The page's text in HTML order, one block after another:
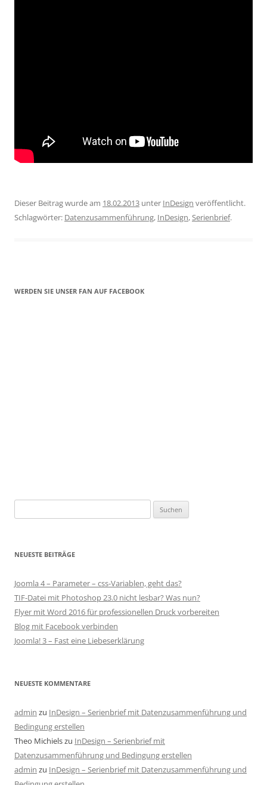
Dieser Beitrag wurde am 18.02.2013 unter InDesign veröffentlicht.
Schlagwörter: Datenzusammenführung, InDesign,Serienbrief.
WERDEN SIE UNSER FAN AUF FACEBOOK
nach:
NEUESTE BEITRÄGE
Joomla 4 – Parameter – css-Variablen, geht das?
TIF-Datei mit Photoshop 23.0 nicht lesbar? Was nun?
Flyer mit Word 2016 für professionellen Druck vorbereiten
Blog mit Facebook verbinden
Joomla! 3 – Fast eine Liebeserklärung
NEUESTE KOMMENTARE
admin zu InDesign – Serienbrief mit Datenzusammenführung und
Bedingung erstellen
Theo Michielszu InDesign – Serienbrief mit
Datenzusammenführung und Bedingung erstellen
admin zu InDesign – Serienbrief mit Datenzusammenführung und